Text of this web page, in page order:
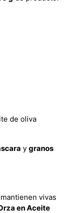
de oliva
y granos
vivas
en Aceite